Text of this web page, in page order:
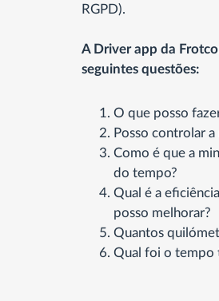
RGPD).
A Driver app da
seguintes questões:
O que posso
Posso controlar
Como é que a
do tempo?
Qual é a
posso melhorar?
Quantos
Qual foi o tempo